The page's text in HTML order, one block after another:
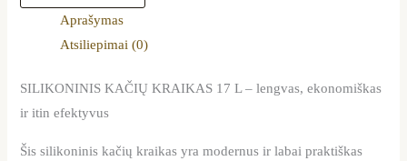
Aprašymas
Atsiliepimai (0)
SILIKONINIS KAČIŲ KRAIKAS 17 L – lengvas, ekonomiškas
ir itin efektyvus
Šis silikoninis kačių kraikas yra modernus ir labai praktiškas